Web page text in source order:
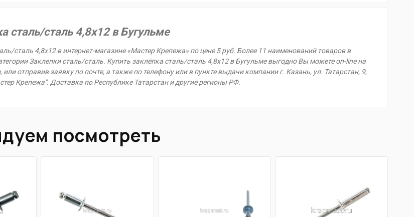
сталь/сталь 4,8х12 в Бугульме
сталь 4,8х12 в интернет-магазине «Мастер Крепежа» по цене 5 руб. Более 11 наименований товаров в
Заклепки сталь/сталь. Купить заклёпка сталь/сталь 4,8х12 в Бугульме выгодно Вы можете on-line на
или отправив заявку по почте, а также по телефону или в пункте выдачи компании г. Казань, ул. Татарстан, 9,
Крепежа". Доставка по Республике Татарстан и другие регионы РФ.
посмотреть